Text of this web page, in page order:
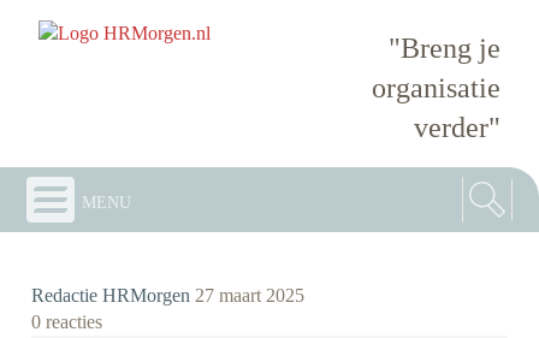
"Breng je
organisatie
verder"
menu
Redactie HRMorgen 27 maart 2025
0 reacties